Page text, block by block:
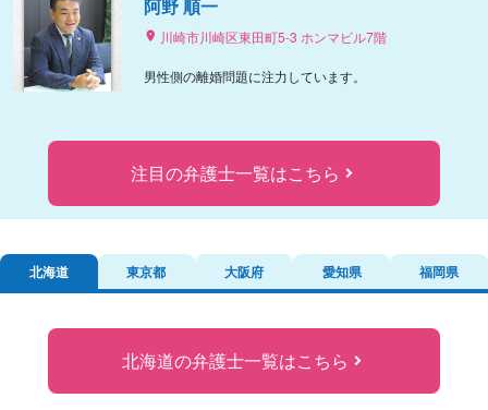
阿野 順一
川崎市川崎区東田町5-3 ホンマビル7階
男性側の離婚問題に注力しています。
注目の弁護士一覧はこちら
北海道 東京都 大阪府 愛知県 福岡県
北海道の弁護士一覧はこちら